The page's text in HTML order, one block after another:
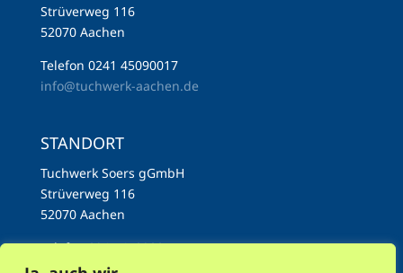
Strüverweg 116
52070 Aachen
Telefon 0241 45090017
info@tuchwerk-aachen.de
STANDORT
Tuchwerk Soers gGmbH
Strüverweg 116
52070 Aachen
Telefon 0241 45090017
info@tuchwerk-aachen.de